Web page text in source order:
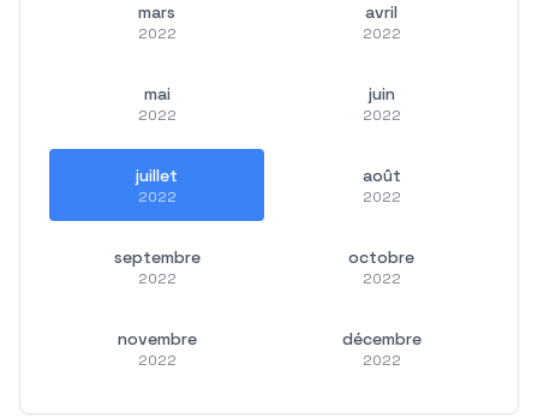
mars
2022
avril
2022
mai
2022
juin
2022
juillet
2022
août
2022
septembre
2022
octobre
2022
novembre
2022
décembre
2022